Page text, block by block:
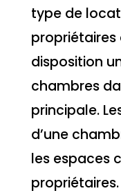
type de
disposition
chambres
principale.
d’une
les espaces